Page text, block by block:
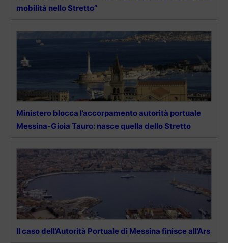
mobilità nello Stretto”
Ministero blocca l’accorpamento autorità portuale
Messina-Gioia Tauro: nasce quella dello Stretto
Il caso dell’Autorità Portuale di Messina finisce all’Ars